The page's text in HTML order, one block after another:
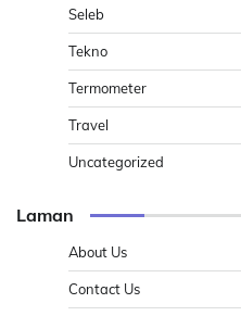
Seleb
Tekno
Termometer
Travel
Uncategorized
Laman
About Us
Contact Us